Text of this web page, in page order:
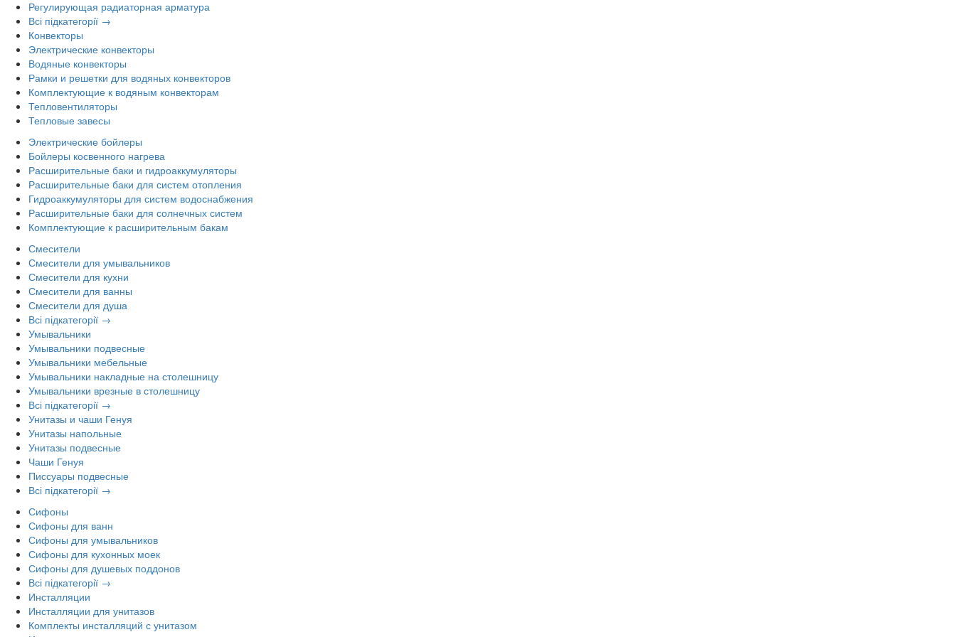
Регулирующая радиаторная арматура
Всі підкатегорії →
Конвекторы
Электрические конвекторы
Водяные конвекторы
Рамки и решетки для водяных конвекторов
Комплектующие к водяным конвекторам
Тепловентиляторы
Тепловые завесы
Электрические бойлеры
Бойлеры косвенного нагрева
Расширительные баки и гидроаккумуляторы
Расширительные баки для систем отопления
Гидроаккумуляторы для систем водоснабжения
Расширительные баки для солнечных систем
Комплектующие к расширительным бакам
Смесители
Смесители для умывальников
Смесители для кухни
Смесители для ванны
Смесители для душа
Всі підкатегорії →
Умывальники
Умывальники подвесные
Умывальники мебельные
Умывальники накладные на столешницу
Умывальники врезные в столешницу
Всі підкатегорії →
Унитазы и чаши Генуя
Унитазы напольные
Унитазы подвесные
Чаши Генуя
Писсуары подвесные
Всі підкатегорії →
Сифоны
Сифоны для ванн
Сифоны для умывальников
Сифоны для кухонных моек
Сифоны для душевых поддонов
Всі підкатегорії →
Инсталляции
Инсталляции для унитазов
Комплекты инсталляций с унитазом